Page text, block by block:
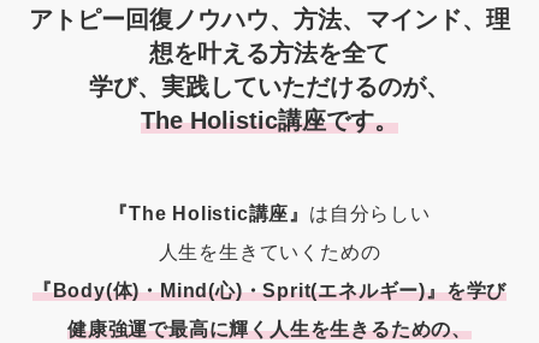
アトピー回復ノウハウ、方法、マインド、理
想を叶える方法を全て
学び、実践していただけるのが、
The Holistic講座です。
『The Holistic講座』 は自分らしい
人生を生きていくための
『Body(体)・Mind(心)・Sprit(エネルギー)』を学び
健康強運で最高に輝く人生を生きるための、